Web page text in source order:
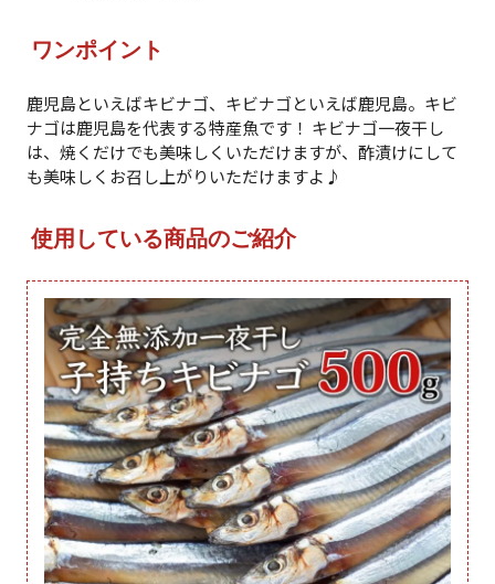
ワンポイント
鹿児島といえばキビナゴ、キビナゴといえば鹿児島。キビ
ナゴは鹿児島を代表する特産魚です！ キビナゴ一夜干し
は、焼くだけでも美味しくいただけますが、酢漬けにして
も美味しくお召し上がりいただけますよ♪
使用している商品のご紹介